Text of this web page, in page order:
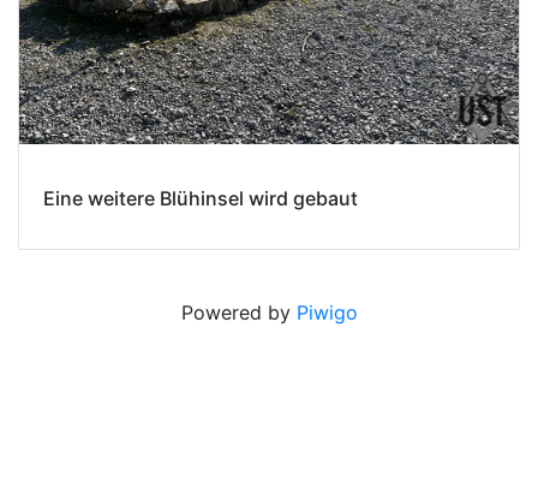
Eine weitere Blühinsel wird gebaut
Powered by Piwigo